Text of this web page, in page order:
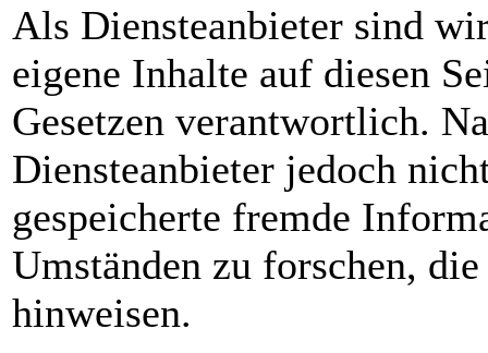
Als Diensteanbieter sind
eigene Inhalte auf diesen
Gesetzen verantwortlich.
Diensteanbieter jedoch
gespeicherte fremde
Umständen zu forschen,
hinweisen.